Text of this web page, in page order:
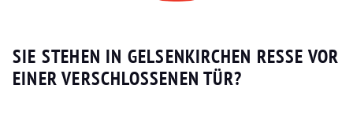
SIE STEHEN IN GELSENKIRCHEN RESSE VOR
EINER VERSCHLOSSENEN TÜR?